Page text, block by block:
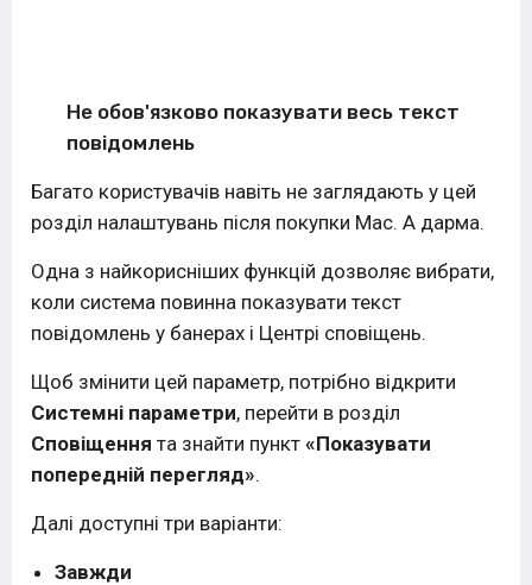
Не обов'язково показувати весь текст
повідомлень
Багато користувачів навіть не заглядають у цей
розділ налаштувань після покупки Mac. А дарма.
Одна з найкорисніших функцій дозволяє вибрати,
коли система повинна показувати текст
повідомлень у банерах і Центрі сповіщень.
Щоб змінити цей параметр, потрібно відкрити
Системні параметри, перейти в розділ
Сповіщення та знайти пункт «Показувати
попередній перегляд».
Далі доступні три варіанти:
Завжди